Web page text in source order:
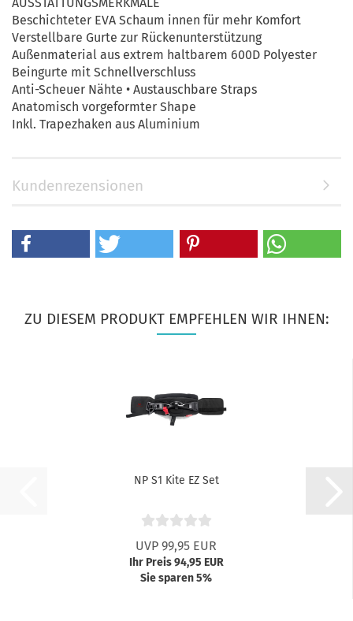
Beschichteter EVA Schaum innen für mehr Komfort
Verstellbare Gurte zur Rückenunterstützung
Außenmaterial aus extrem haltbarem 600D Polyester
Beingurte mit Schnellverschluss
Anti-Scheuer Nähte • Austauschbare Straps
Anatomisch vorgeformter Shape
Inkl. Trapezhaken aus Aluminium
Kundenrezensionen
ZU DIESEM PRODUKT EMPFEHLEN WIR IHNEN:
NP S1 Kite EZ Set
UVP 99,95 EUR
Ihr Preis 94,95 EUR
Sie sparen 5%